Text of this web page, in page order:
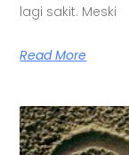
lagi sakit. Meski
Read More